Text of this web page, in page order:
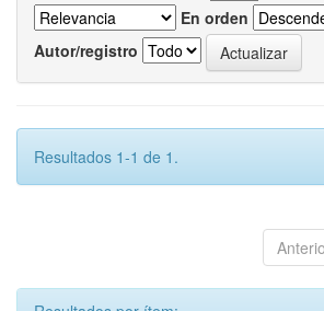
En orden
Autor/registro
Resultados 1-1 de 1.